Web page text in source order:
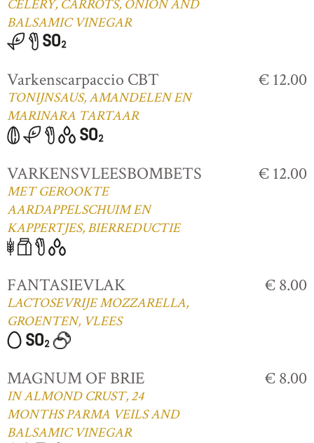
CELERY, CARROTS, ONION AND
BALSAMIC VINEGAR
Varkenscarpaccio CBT
TONIJNSAUS, AMANDELEN EN
MARINARA TARTAAR
€ 12.00
VARKENSVLEESBOMBETS
MET GEROOKTE
AARDAPPELSCHUIM EN
KAPPERTJES, BIERREDUCTIE
€ 12.00
FANTASIEVLAK
LACTOSEVRIJE MOZZARELLA,
GROENTEN, VLEES
€ 8.00
MAGNUM OF BRIE
IN ALMOND CRUST, 24
MONTHS PARMA VEILS AND
BALSAMIC VINEGAR
€ 8.00